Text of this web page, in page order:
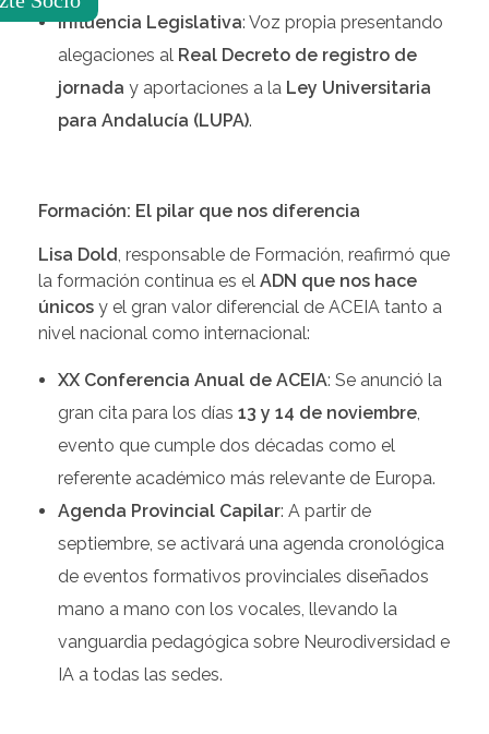
Influencia Legislativa: Voz propia presentando
alegaciones al Real Decreto de registro de
jornada y aportaciones a la Ley Universitaria
para Andalucía (LUPA).
Formación: El pilar que nos diferencia
Lisa Dold , responsable de Formación, reafirmó que
la formación continua es el ADN que nos hace
únicos y el gran valor diferencial de ACEIA tanto a
nivel nacional como internacional:
XX Conferencia Anual de ACEIA: Se anunció la
gran cita para los días 13 y 14 de noviembre,
evento que cumple dos décadas como el
referente académico más relevante de Europa.
Agenda Provincial Capilar: A partir de
septiembre, se activará una agenda cronológica
de eventos formativos provinciales diseñados
mano a mano con los vocales, llevando la
vanguardia pedagógica sobre Neurodiversidad e
IA a todas las sedes.